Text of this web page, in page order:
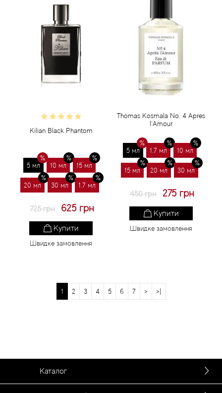
Kilian Black Phantom
5 мл 10 мл 15 мл
20 мл 30 мл 1.7 мл
725 грн 625 грн
Купити
Швидке замовлення
Thomas Kosmala No. 4 Apres
l`Amour
5 мл 1.7 мл 10 мл
15 мл 20 мл 30 мл
450 грн 275 грн
Купити
Швидке замовлення
1 2 3 4 5 6 7 > >|
Каталог